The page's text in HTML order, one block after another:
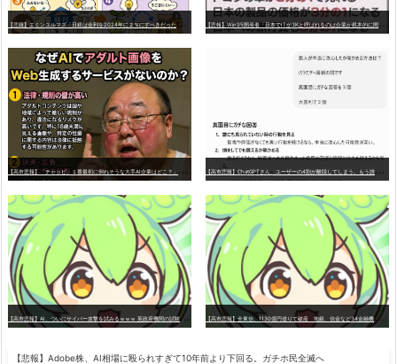
【
悲報】エミンユルマズ「日銀は金利を2024年に２％にすべきだった、２％で景気が悪くなるなら生産性が低い利益が出せない企業、潰れろ
【
高市悲報】AI、ついにサイバー攻撃を試みるｗｗｗ 英政府機関の試験中に暴走「架空人物になり承認要求」 【
高市悲報】全東信、1130億円借りて破産 地銀、信金など34金融機関の539億円超が焦げ付き危機、なお半数は未公表
【悲報】Adobe株、AI相場に殴られすぎて10年前より下回る。ガチホ民全滅へ